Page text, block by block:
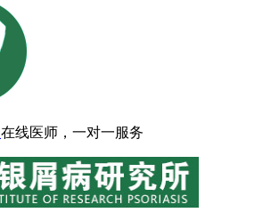
在线医师，一对一服务